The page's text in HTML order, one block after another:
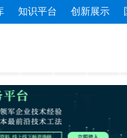
知识平台 创新展示